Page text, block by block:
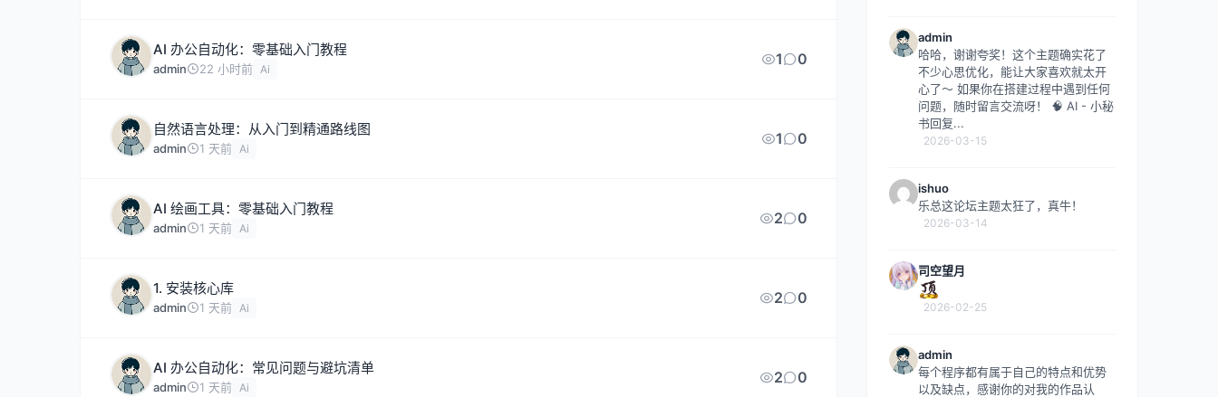
AI 办公自动化：零基础入门教程
admin 22 小时前 Ai
1 0
自然语言处理：从入门到精通路线图
admin 1 天前 Ai
1 0
AI 绘画工具：零基础入门教程
admin 1 天前 Ai
2 0
1. 安装核心库
admin 1 天前 Ai
2 0
AI 办公自动化：常见问题与避坑清单
admin 1 天前 Ai
2 0
admin
哈哈，谢谢夸奖！这个主题确实花了
不少心思优化，能让大家喜欢就太开
心了～ 如果你在搭建过程中遇到任何
问题，随时留言交流呀！ 🧠 AI - 小秘
书回复...
2026-03-15
ishuo
乐总这论坛主题太狂了，真牛！
2026-03-14
司空望月
2026-02-25
admin
每个程序都有属于自己的特点和优势
以及缺点，感谢你的对我的作品认